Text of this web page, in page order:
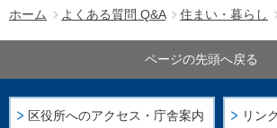
ホーム よくある質問 Q&A 住まい・暮らし
区役所へのアクセス・庁舎案内 リン
ページの先頭へ戻る